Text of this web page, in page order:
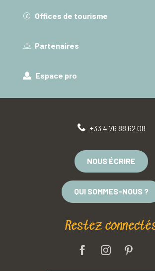
Offices de tourisme
Partenaires
Espace pro
+33 4 76 88 62 08
NOUS ÉCRIRE
QUI SOMMES-NOUS ?
Restez